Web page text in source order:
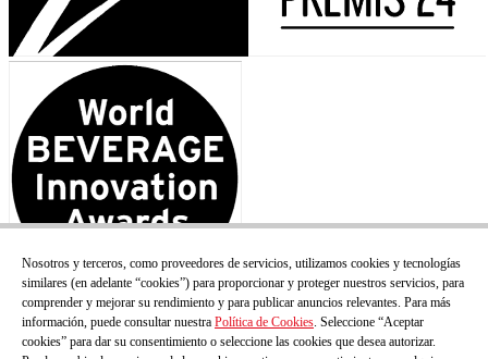
Nosotros y terceros, como proveedores de servicios, utilizamos cookies y tecnologías
similares (en adelante “cookies”) para proporcionar y proteger nuestros servicios, para
comprender y mejorar su rendimiento y para publicar anuncios relevantes. Para más
información, puede consultar nuestra Política de Cookies. Seleccione “Aceptar
cookies” para dar su consentimiento o seleccione las cookies que desea autorizar.